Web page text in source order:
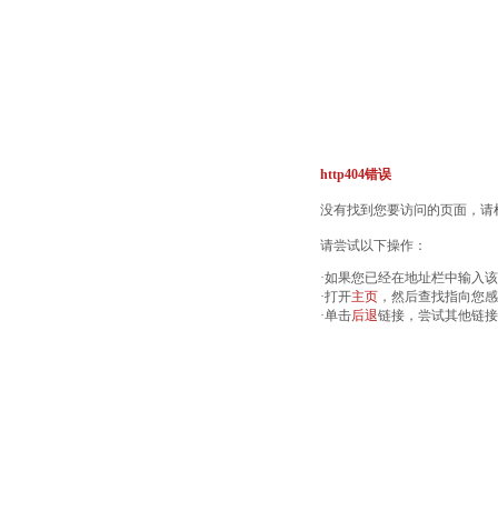
http404错误
没有找到您要访问的页面，
请尝试以下操作：
·如果您已经在地址栏中输入
·打开主页 ，然后查找指向您
·单击后退链接，尝试其他链